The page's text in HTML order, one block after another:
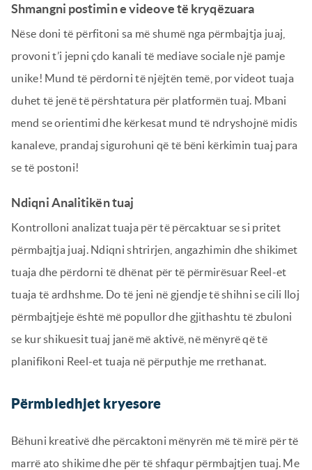
Shmangni postimin e videove të kryqëzuara
Nëse doni të përfitoni sa më shumë nga përmbajtja juaj,
provoni t’i jepni çdo kanali të mediave sociale një pamje
unike! Mund të përdorni të njëjtën temë, por videot tuaja
duhet të jenë të përshtatura për platformën tuaj. Mbani
mend se orientimi dhe kërkesat mund të ndryshojnë midis
kanaleve, prandaj sigurohuni që të bëni kërkimin tuaj para
se të postoni!
Ndiqni Analitikën tuaj
Kontrolloni analizat tuaja për të përcaktuar se si pritet
përmbajtja juaj. Ndiqni shtrirjen, angazhimin dhe shikimet
tuaja dhe përdorni të dhënat për të përmirësuar Reel-et
tuaja të ardhshme. Do të jeni në gjendje të shihni se cili lloj
përmbajtjeje është më popullor dhe gjithashtu të zbuloni
se kur shikuesit tuaj janë më aktivë, në mënyrë që të
planifikoni Reel-et tuaja në përputhje me rrethanat.
Përmbledhjet kryesore
Bëhuni kreativë dhe përcaktoni mënyrën më të mirë për të
marrë ato shikime dhe për të shfaqur përmbajtjen tuaj. Me